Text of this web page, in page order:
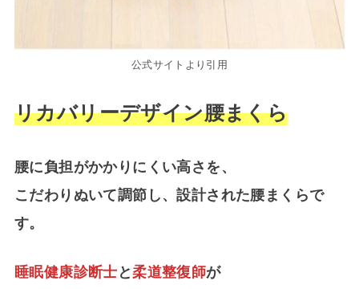
公式サイトより引用
リカバリーデザイン腰まくら
腰に負担がかかりにくい高さを、
こだわりぬいて調節し、設計された腰まくらで
す。
睡眠健康診断士 と柔道整復師が